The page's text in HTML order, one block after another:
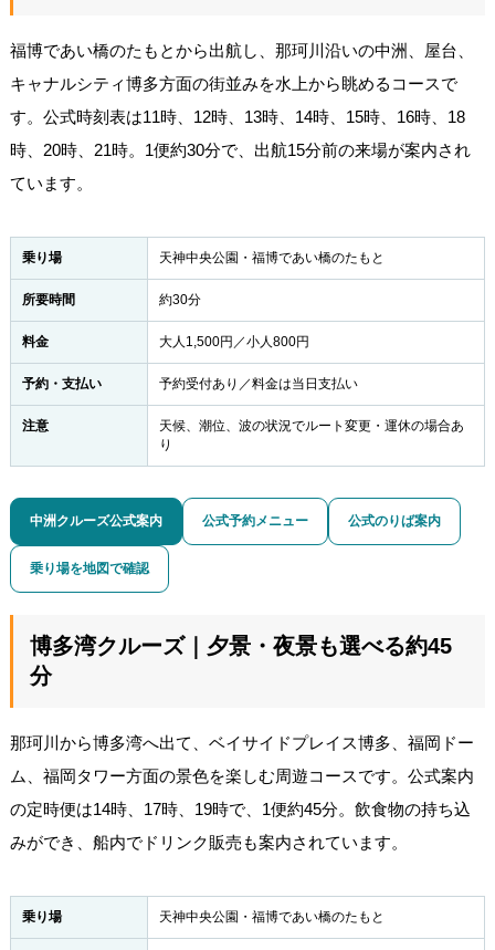
福博であい橋のたもとから出航し、那珂川沿いの中洲、屋台、
キャナルシティ博多方面の街並みを水上から眺めるコースで
す。公式時刻表は11時、12時、13時、14時、15時、16時、18
時、20時、21時。1便約30分で、出航15分前の来場が案内され
ています。
乗り場 天神中央公園・福博であい橋のたもと
所要時間 約30分
料金 大人1,500円／小人800円
予約・支払い 予約受付あり／料金は当日支払い
注意
天候、潮位、波の状況でルート変更・運休の場合あ
り
中洲クルーズ公式案内 公式予約メニュー 公式のりば案内
乗り場を地図で確認
博多湾クルーズ｜夕景・夜景も選べる約45
分
那珂川から博多湾へ出て、ベイサイドプレイス博多、福岡ドー
ム、福岡タワー方面の景色を楽しむ周遊コースです。公式案内
の定時便は14時、17時、19時で、1便約45分。飲食物の持ち込
みができ、船内でドリンク販売も案内されています。
乗り場 天神中央公園・福博であい橋のたもと